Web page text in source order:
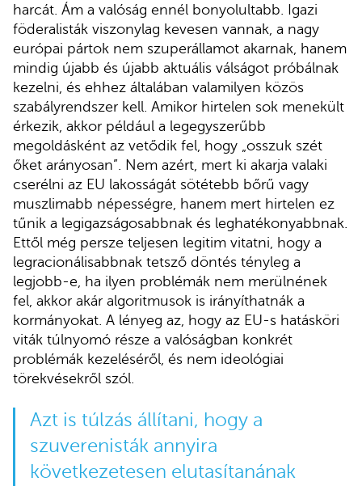
harcát. Ám a valóság ennél bonyolultabb. Igazi
föderalisták viszonylag kevesen vannak, a nagy
európai pártok nem szuperállamot akarnak, hanem
mindig újabb és újabb aktuális válságot próbálnak
kezelni, és ehhez általában valamilyen közös
szabályrendszer kell. Amikor hirtelen sok menekült
érkezik, akkor például a legegyszerűbb
megoldásként az vetődik fel, hogy „osszuk szét
őket arányosan”. Nem azért, mert ki akarja valaki
cserélni az EU lakosságát sötétebb bőrű vagy
muszlimabb népességre, hanem mert hirtelen ez
tűnik a legigazságosabbnak és leghatékonyabbnak.
Ettől még persze teljesen legitim vitatni, hogy a
legracionálisabbnak tetsző döntés tényleg a
legjobb-e, ha ilyen problémák nem merülnének
fel, akkor akár algoritmusok is irányíthatnák a
kormányokat. A lényeg az, hogy az EU-s hatásköri
viták túlnyomó része a valóságban konkrét
problémák kezeléséről, és nem ideológiai
törekvésekről szól.
Azt is túlzás állítani, hogy a
szuverenisták annyira
következetesen elutasítanának